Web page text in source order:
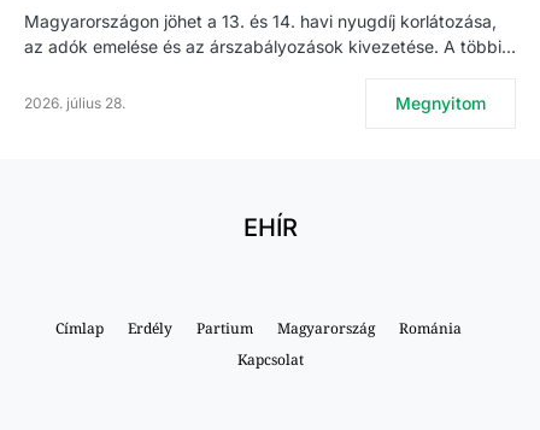
Magyarországon jöhet a 13. és 14. havi nyugdíj korlátozása,
az adók emelése és az árszabályozások kivezetése. A többi…
2026. július 28. Megnyitom
EHÍR
Címlap Erdély Partium Magyarország
Románia
Kapcsolat